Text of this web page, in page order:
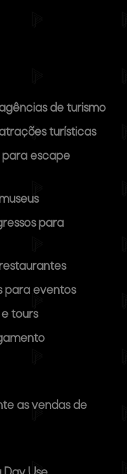
de turismo
turísticas
para escape
para
para eventos
tours
as vendas de